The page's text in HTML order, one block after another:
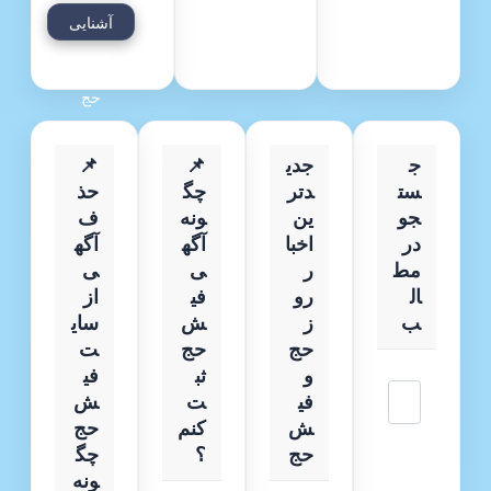
تمتع
سایت
آشنایی
حج
ج
ست
جو
در
مط
ال
ب
جدی
دتر
ین
اخبا
ر
رو
ز
حج
و
فی
ش
حج
📌
چگ
ونه
آگه
ی
فی
ش
حج
ثب
ت
کنم
؟
📌
حذ
ف
آگه
ی
از
سای
ت
فی
ش‌
حج
چگ
ونه